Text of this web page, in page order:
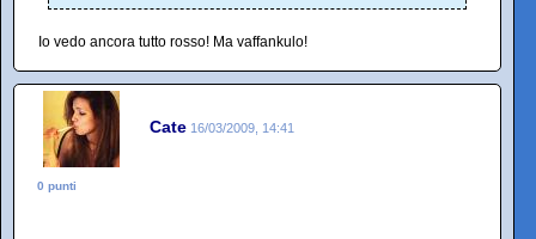
Io vedo ancora tutto rosso! Ma vaffankulo!
Cate 16/03/2009, 14:41
0 punti